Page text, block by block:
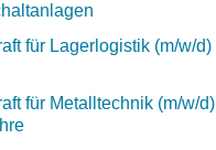
für Lagerlogistik (m/w/d)
für Metalltechnik (m/w/d)